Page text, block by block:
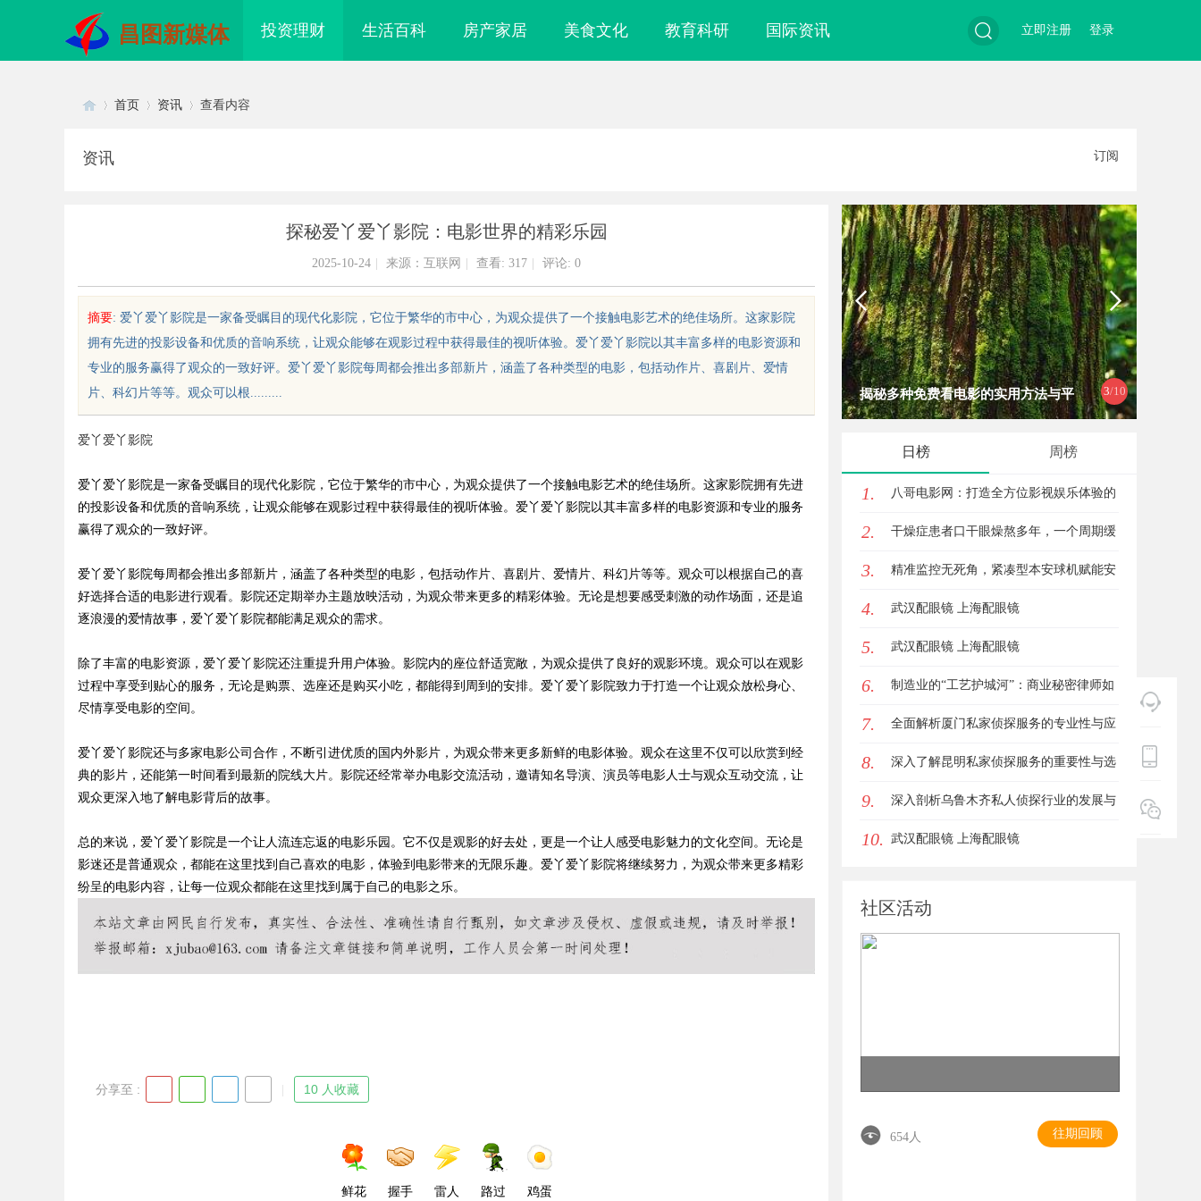
昌图新媒体 投资理财 生活百科 房产家居 美食文化 教育科研 国际资讯
索
登录
立即注册
uz
!
Bo
首页 资讯 查看内容
资讯 订阅
探秘爱丫爱丫影院：电影世界的精彩乐园
2025-10-24 来源：互联网 查看: 317 评论: 0
摘要: 爱丫爱丫影院是一家备受瞩目的现代化影院，它位于繁华的市中心，为观众提供了一个接触电影艺术的绝佳场所。这家影院
拥有先进的投影设备和优质的音响系统，让观众能够在观影过程中获得最佳的视听体验。爱丫爱丫影院以其丰富多样的电影资源和
专业的服务赢得了观众的一致好评。爱丫爱丫影院每周都会推出多部新片，涵盖了各种类型的电影，包括动作片、喜剧片、爱情
片、科幻片等等。观众可以根.........
爱丫爱丫影院
爱丫爱丫影院是一家备受瞩目的现代化影院，它位于繁华的市中心，为观众提供了一个接触电影艺术的绝佳场所。这家影院拥有先进
的投影设备和优质的音响系统，让观众能够在观影过程中获得最佳的视听体验。爱丫爱丫影院以其丰富多样的电影资源和专业的服务
赢得了观众的一致好评。
爱丫爱丫影院每周都会推出多部新片，涵盖了各种类型的电影，包括动作片、喜剧片、爱情片、科幻片等等。观众可以根据自己的喜
好选择合适的电影进行观看。影院还定期举办主题放映活动，为观众带来更多的精彩体验。无论是想要感受刺激的动作场面，还是追
逐浪漫的爱情故事，爱丫爱丫影院都能满足观众的需求。
除了丰富的电影资源，爱丫爱丫影院还注重提升用户体验。影院内的座位舒适宽敞，为观众提供了良好的观影环境。观众可以在观影
过程中享受到贴心的服务，无论是购票、选座还是购买小吃，都能得到周到的安排。爱丫爱丫影院致力于打造一个让观众放松身心、
尽情享受电影的空间。
爱丫爱丫影院还与多家电影公司合作，不断引进优质的国内外影片，为观众带来更多新鲜的电影体验。观众在这里不仅可以欣赏到经
典的影片，还能第一时间看到最新的院线大片。影院还经常举办电影交流活动，邀请知名导演、演员等电影人士与观众互动交流，让
观众更深入地了解电影背后的故事。
总的来说，爱丫爱丫影院是一个让人流连忘返的电影乐园。它不仅是观影的好去处，更是一个让人感受电影魅力的文化空间。无论是
影迷还是普通观众，都能在这里找到自己喜欢的电影，体验到电影带来的无限乐趣。爱丫爱丫影院将继续努力，为观众带来更多精彩
纷呈的电影内容，让每一位观众都能在这里找到属于自己的电影之乐。
分享至 : 10 人收藏
鲜花 握手 雷人 路过 鸡蛋
3/10
动，一眼万年！久匠量身定制
唇，才是你整张脸的点睛之
颜系女生的气质加分项
星星影院：点亮夜空的电影盛宴，带 揭秘多种免费看电影的实用方法与平
日榜 周榜
1. 八哥电影网：打造全方位影视娱乐体验的
平台解析
2. 干燥症患者口干眼燥熬多年，一个周期缓
过来？老中医：一张辨证方对症，身体找
回津液
3. 精准监控无死角，紧凑型本安球机赋能安
全管理
4. 武汉配眼镜 上海配眼镜
5. 武汉配眼镜 上海配眼镜
6. 制造业的“工艺护城河”：商业秘密律师如
何守住车间里的“Know-how”
7. 全面解析厦门私家侦探服务的专业性与应
用场景
8. 深入了解昆明私家侦探服务的重要性与选
择指南
9. 深入剖析乌鲁木齐私人侦探行业的发展与
应用现状
10. 武汉配眼镜 上海配眼镜
社区活动
654人 往期回顾